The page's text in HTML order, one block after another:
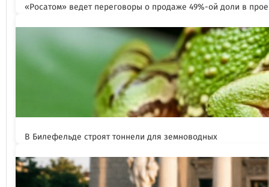
«Росатом» ведет переговоры о продаже 49%-ой доли в
В Билефельде строят тоннели для земноводных